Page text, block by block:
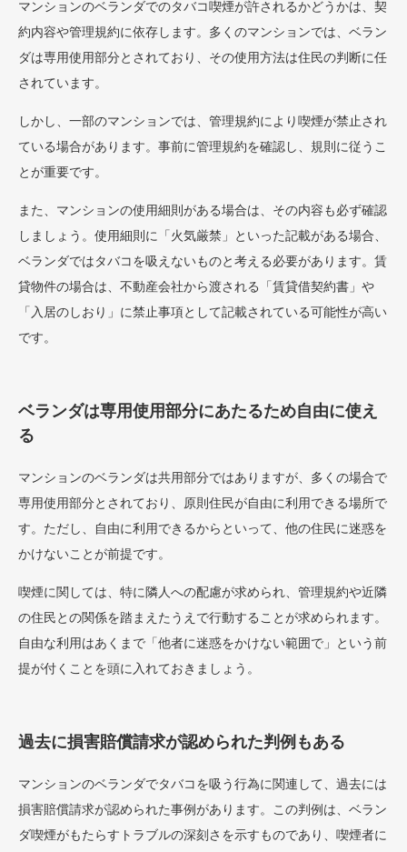
マンションのベランダでのタバコ喫煙が許されるかどうかは、契
約内容や管理規約に依存します。多くのマンションでは、ベラン
ダは専用使用部分とされており、その使用方法は住民の判断に任
されています。
しかし、一部のマンションでは、管理規約により喫煙が禁止され
ている場合があります。事前に管理規約を確認し、規則に従うこ
とが重要です。
また、マンションの使用細則がある場合は、その内容も必ず確認
しましょう。使用細則に「火気厳禁」といった記載がある場合、
ベランダではタバコを吸えないものと考える必要があります。賃
貸物件の場合は、不動産会社から渡される「賃貸借契約書」や
「入居のしおり」に禁止事項として記載されている可能性が高い
です。
ベランダは専用使用部分にあたるため自由に使え
る
マンションのベランダは共用部分ではありますが、多くの場合で
専用使用部分とされており、原則住民が自由に利用できる場所で
す。ただし、自由に利用できるからといって、他の住民に迷惑を
かけないことが前提です。
喫煙に関しては、特に隣人への配慮が求められ、管理規約や近隣
の住民との関係を踏まえたうえで行動することが求められます。
自由な利用はあくまで「他者に迷惑をかけない範囲で」という前
提が付くことを頭に入れておきましょう。
過去に損害賠償請求が認められた判例もある
マンションのベランダでタバコを吸う行為に関連して、過去には
損害賠償請求が認められた事例があります。この判例は、ベラン
ダ喫煙がもたらすトラブルの深刻さを示すものであり、喫煙者に